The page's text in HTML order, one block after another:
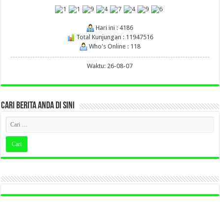
Hari ini : 4186
Total Kunjungan : 11947516
Who's Online : 118
Waktu: 26-08-07
CARI BERITA ANDA DI SINI